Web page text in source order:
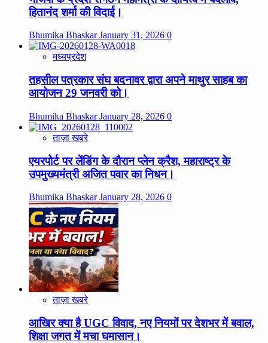
हितानंद शर्मा की विदाई।
Bhumika BhaskarJanuary 31, 2026 0
मध्यप्रदेश
तहसील पत्रकार संघ बदनावर द्वारा अपने माथुर साहब का
आयोजन 29 जनवरी को।
Bhumika BhaskarJanuary 28, 2026 0
ताज़ा खबरे
एयरपोर्ट पर लेंडिंग के दौरान प्लेन क्रैश, महाराष्ट्र के
उपमुख्यमंत्री अजित पवार का निधन।
Bhumika BhaskarJanuary 28, 2026 0
ताज़ा खबरे
आखिर क्या है UGC विवाद, नए नियमों पर देशभर में बवाल,
शिक्षा जगत में मचा घमासान।